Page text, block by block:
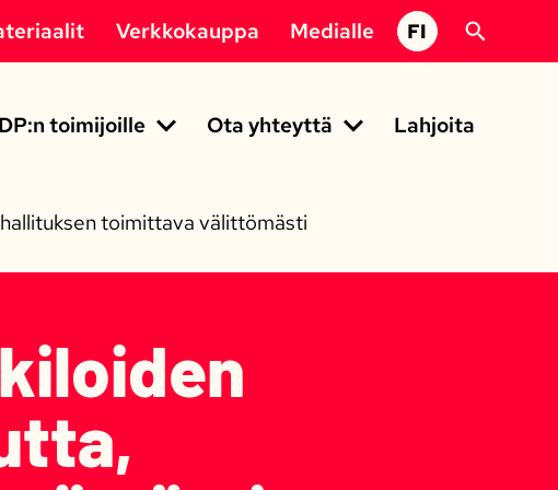
toimijoille Ota yhteyttä Lahjoita
Verkkokauppa Medialle FI
toimittava välittömästi